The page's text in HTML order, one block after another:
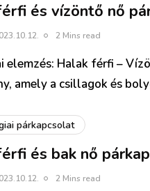
és vízöntő nő
2 Mins read
elemzés: Halak férfi –
amely a csillagok és
párkapcsolat
és bak nő
2 Mins read